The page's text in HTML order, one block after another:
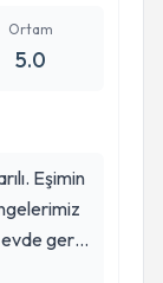
Ortam
5.0
Eşimin
gerek